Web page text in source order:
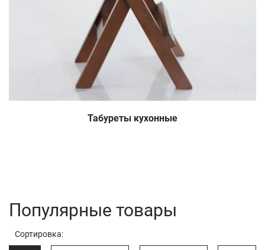
Табуреты кухонные
Популярные товары
Сортировка: